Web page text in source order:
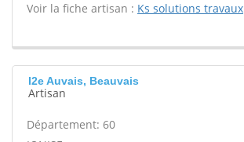
Voir la fiche artisan : Ks solutions travaux
I2e Auvais, Beauvais
Artisan
Département: 60